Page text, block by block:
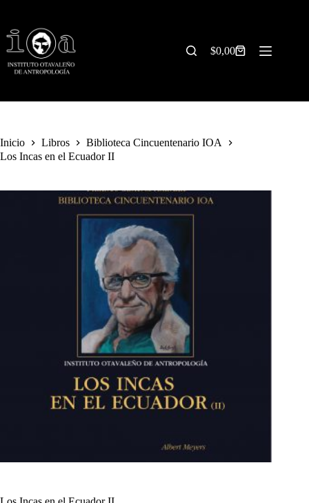
contenido
Carrito
$0,00
Inicio Libros
Biblioteca Cincuentenario IOA
Los Incas en el Ecuador II